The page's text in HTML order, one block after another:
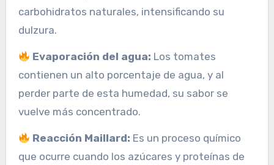
carbohidratos naturales, intensificando su
dulzura.
Evaporación del agua: Los tomates
contienen un alto porcentaje de agua, y al
perder parte de esta humedad, su sabor se
vuelve más concentrado.
Reacción Maillard: Es un proceso químico
que ocurre cuando los azúcares y proteínas de